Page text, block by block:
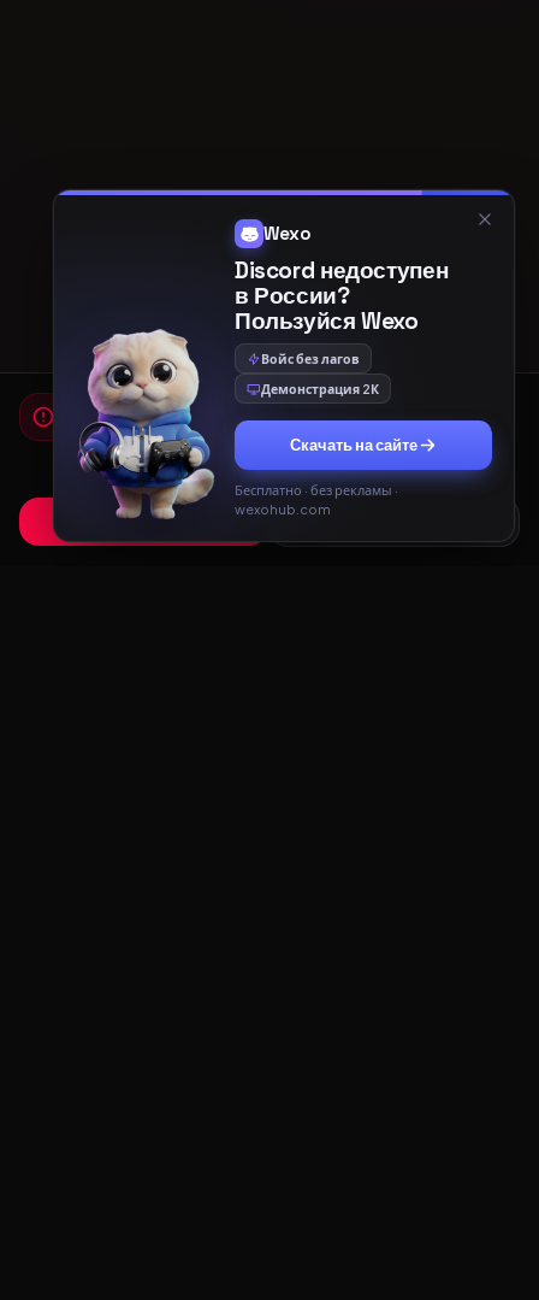
Мы используем cookies
Для работы сайта и показа рекламы мы используем
cookies. Продолжая использовать сайт, вы соглашаетесь с
Политикой конфиденциальностииПользовательским
соглашением.
Принять Только необходимые
Wexo
Discord недоступен
в России?
Пользуйся Wexo
Войс без лагов
Демонстрация 2К
Скачать на сайте
Бесплатно · без рекламы ·
wexohub.com